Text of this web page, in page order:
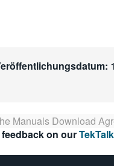
Manuals Download
on our